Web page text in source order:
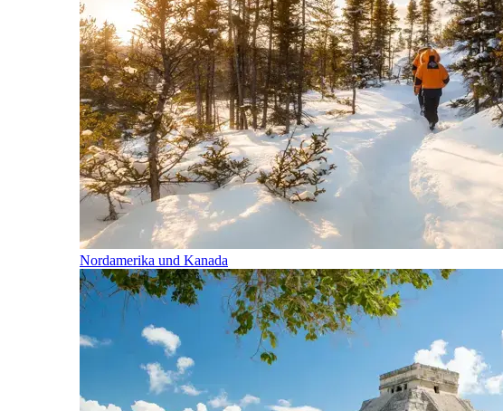
Nordamerika und Kanada